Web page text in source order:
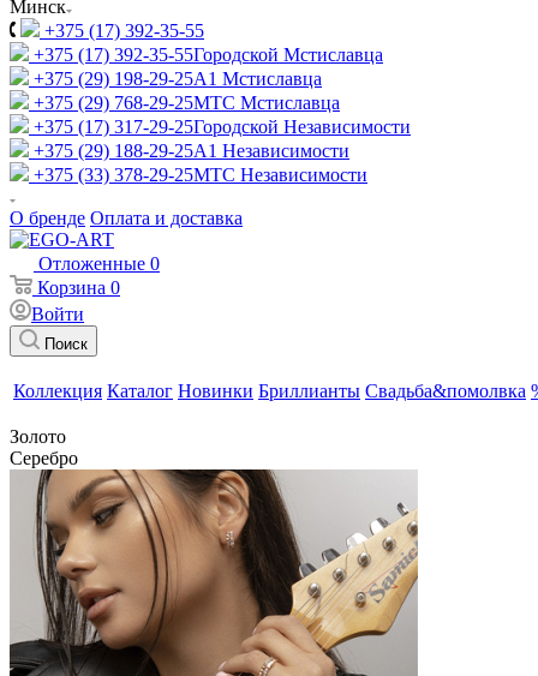
Минск
+375 (17) 392-35-55
+375 (17) 392-35-55Городской Мстиславца
+375 (29) 198-29-25A1 Мстиславца
+375 (29) 768-29-25МТС Мстиславца
+375 (17) 317-29-25Городской Независимости
+375 (29) 188-29-25A1 Независимости
+375 (33) 378-29-25МТС Независимости
О бренде Оплата и доставка
Отложенные 0
Корзина 0
Войти
Поиск
Коллекция Каталог Новинки Бриллианты Свадьба&помолвка
Золото
Серебро